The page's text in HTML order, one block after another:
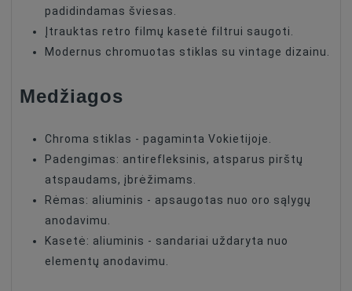
padidindamas šviesas.
Įtrauktas retro filmų kasetė filtrui saugoti.
Modernus chromuotas stiklas su vintage dizainu.
Medžiagos
Chroma stiklas - pagaminta Vokietijoje.
Padengimas: antirefleksinis, atsparus pirštų
atspaudams, įbrėžimams.
Rėmas: aliuminis - apsaugotas nuo oro sąlygų
anodavimu.
Kasetė: aliuminis - sandariai uždaryta nuo
elementų anodavimu.